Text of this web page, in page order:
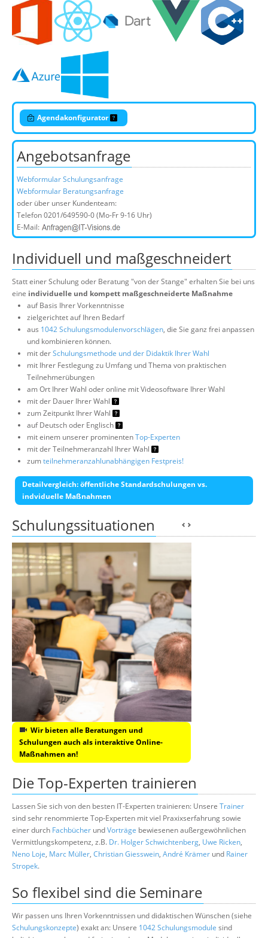
Agendakonfigurator
Angebotsanfrage
Webformular Schulungsanfrage
Webformular Beratungsanfrage
oder über unser Kundenteam:
Telefon0201/649590-0(Mo-Fr 9-16 Uhr)
E-Mail:
Individuell und maßgeschneidert
Statt einer Schulung oder Beratung "von der Stange" erhalten Sie bei uns
eine individuelle und kompett maßgeschneiderte Maßnahme
auf Basis Ihrer Vorkenntnisse
zielgerichtet auf Ihren Bedarf
aus 1042 Schulungsmodulenvorschlägen, die Sie ganz frei anpassen
und kombinieren können.
mit derSchulungsmethode und der Didaktik Ihrer Wahl
mit Ihrer Festlegung zu Umfang und Thema von praktischen
Teilnehmerübungen
am Ort Ihrer Wahl oder online mit Videosoftware Ihrer Wahl
mit der Dauer Ihrer Wahl
zum Zeitpunkt Ihrer Wahl
auf Deutsch oder Englisch
mit einem unserer prominentenTop-Experten
mit der Teilnehmeranzahl Ihrer Wahl
zumteilnehmeranzahlunabhängigen Festpreis!
Detailvergleich: öffentliche Standardschulungen vs.
indviduelle Maßnahmen
Schulungssituationen
Wir bieten alle Beratungen und
Schulungen auch als interaktive Online-
Maßnahmen an!
Die Top-Experten trainieren
Lassen Sie sich von den besten IT-Experten trainieren: Unsere Trainer
sind sehr renommierte Top-Experten mit viel Praxixserfahrung sowie
einer durch Fachbücher undVorträge bewiesenen außergewöhnlichen
Vermittlungskompetenz, z.B. Dr. Holger Schwichtenberg, Uwe Ricken,
Neno Loje, Marc Müller, Christian Giesswein, André Krämer und Rainer
Stropek.
So flexibel sind die Seminare
Wir passen uns Ihren Vorkenntnissen und didaktischen Wünschen (siehe
Schulungskonzepte) exakt an: Unsere 1042 Schulungsmodule sind